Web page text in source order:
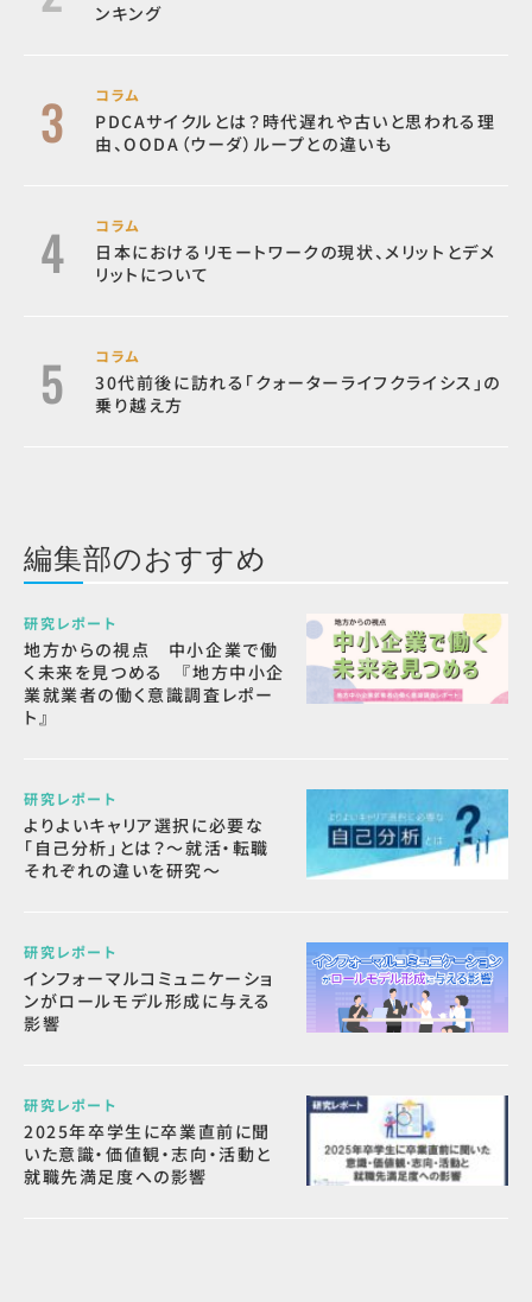
ンキング
コラム
PDCAサイクルとは？時代遅れや古いと思われる理
由、OODA（ウーダ）ループとの違いも
コラム
日本におけるリモートワークの現状、メリットとデメ
リットについて
コラム
30代前後に訪れる「クォーターライフクライシス」の
乗り越え方
編集部のおすすめ
研究レポート
地方からの視点 中小企業で働
く未来を見つめる 『地方中小企
業就業者の働く意識調査レポー
ト』
研究レポート
よりよいキャリア選択に必要な
「自己分析」とは？～就活・転職
それぞれの違いを研究～
研究レポート
インフォーマルコミュニケーショ
ンがロールモデル形成に与える
影響
研究レポート
2025年卒学生に卒業直前に聞
いた意識・価値観・志向・活動と
就職先満足度への影響